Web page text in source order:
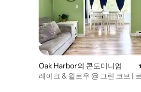
Oak Harbor의 콘도미니엄
레이크 & 윌로우 @ 그린 코브 |